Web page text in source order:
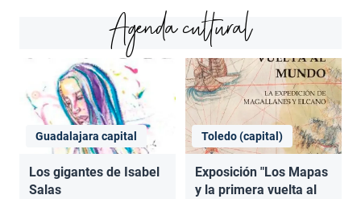
Agenda cultural
Guadalajara capital
Los gigantes de Isabel
Salas
Toledo (capital)
Exposición "Los Mapas
y la primera vuelta al